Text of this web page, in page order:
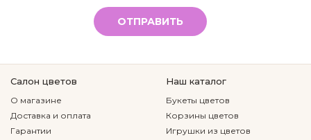
ОТПРАВИТЬ
Салон цветов
О магазине
Доставка и оплата
Гарантии
Наш каталог
Букеты цветов
Корзины цветов
Игрушки из цветов